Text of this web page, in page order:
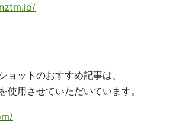
ョットのおすすめ記事は、
使用させていただいています。